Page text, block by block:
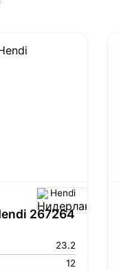
Hendi
267264
23.2
12